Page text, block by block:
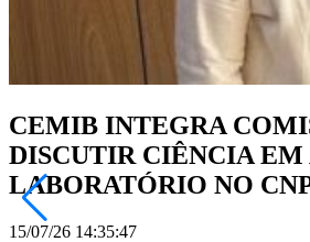
CEMIB INTEGRA
DISCUTIR CIÊNCIA
LABORATÓRIO NO
15/07/26 14:35:47